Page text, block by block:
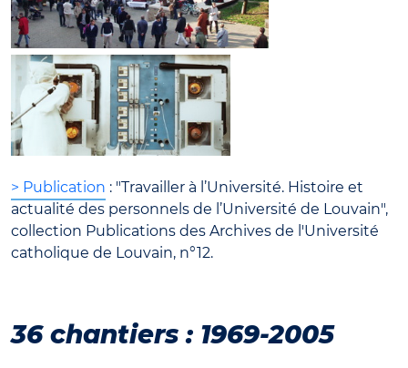
> Publication : "Travailler à l’Université. Histoire et
actualité des personnels de l’Université de Louvain",
collection Publications des Archives de l'Université
catholique de Louvain, n°12.
36 chantiers : 1969-2005